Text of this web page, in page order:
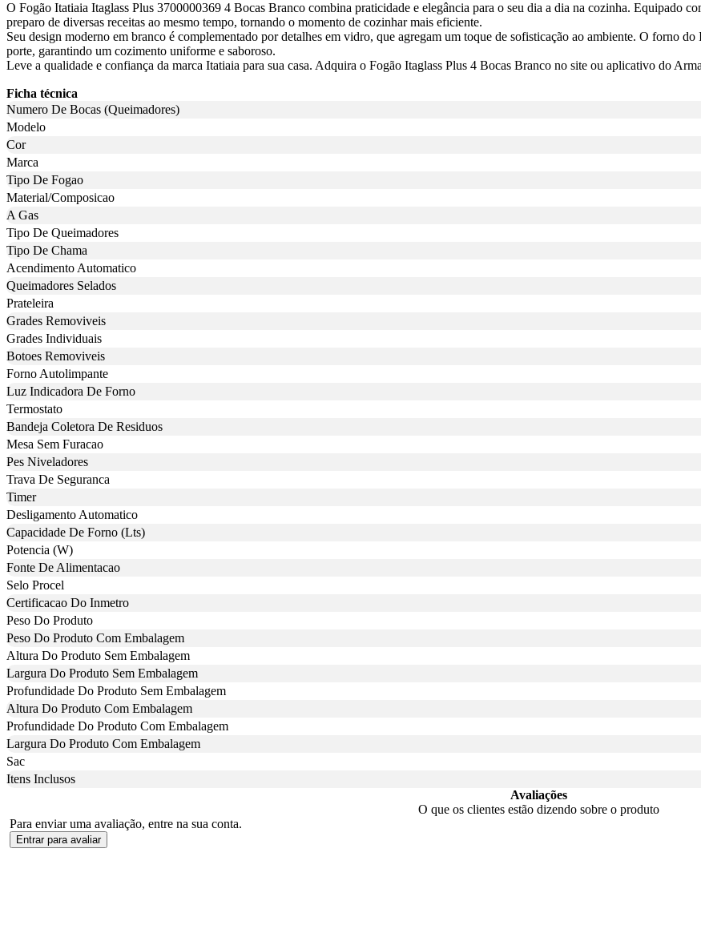
O Fogão Itatiaia Itaglass Plus 3700000369 4 Bocas Branco combina praticidade e elegância para o seu dia a dia na cozinha. Equipado
preparo de diversas receitas ao mesmo tempo, tornando o momento de cozinhar mais eficiente.
Seu design moderno em branco é complementado por detalhes em vidro, que agregam um toque de sofisticação ao ambiente. O forno do
porte, garantindo um cozimento uniforme e saboroso.
Leve a qualidade e confiança da marca Itatiaia para sua casa. Adquira o Fogão Itaglass Plus 4 Bocas Branco no site ou aplicativo do
Ficha técnica
Numero De Bocas (Queimadores)
Modelo
Cor
Marca
Tipo De Fogao
Material/Composicao
A Gas
Tipo De Queimadores
Tipo De Chama
Acendimento Automatico
Queimadores Selados
Prateleira
Grades Removiveis
Grades Individuais
Botoes Removiveis
Forno Autolimpante
Luz Indicadora De Forno
Termostato
Bandeja Coletora De Residuos
Mesa Sem Furacao
Pes Niveladores
Trava De Seguranca
Timer
Desligamento Automatico
Capacidade De Forno (Lts)
Potencia (W)
Fonte De Alimentacao
Selo Procel
Certificacao Do Inmetro
Peso Do Produto
Peso Do Produto Com Embalagem
Altura Do Produto Sem Embalagem
Largura Do Produto Sem Embalagem
Profundidade Do Produto Sem Embalagem
Altura Do Produto Com Embalagem
Profundidade Do Produto Com Embalagem
Largura Do Produto Com Embalagem
Sac
Itens Inclusos
Avaliações
O que os clientes estão dizendo sobre o produto
Para enviar uma avaliação, entre na sua conta.
Entrar para avaliar